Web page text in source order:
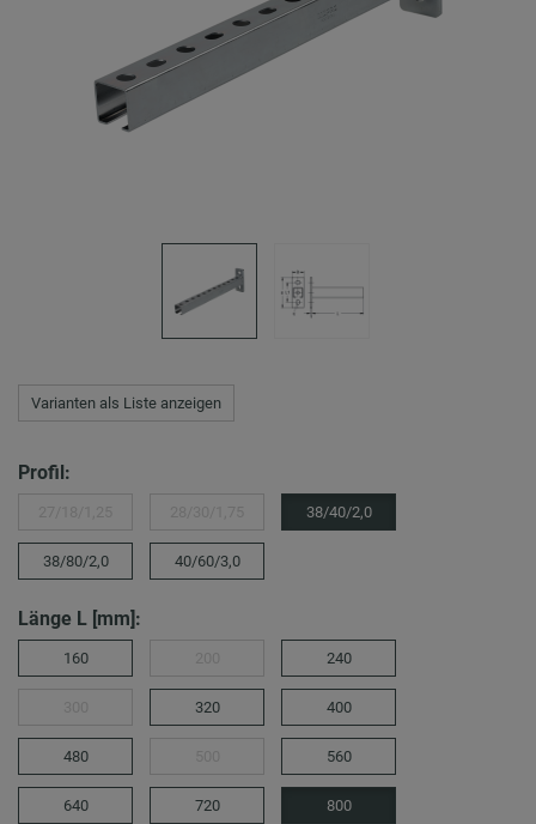
Varianten als Liste anzeigen
Profil:
38/40/2,0
38/80/2,0 40/60/3,0
Länge L [mm]:
160 240
320 400
480 560
640 720 800